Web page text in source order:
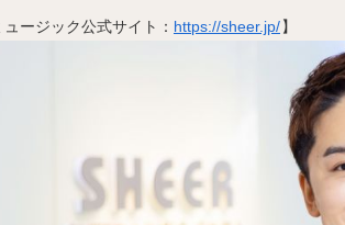
ージック公式サイト： https://sheer.jp/】